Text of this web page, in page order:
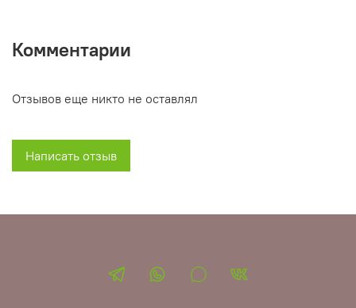
Комментарии
Отзывов еще никто не оставлял
Написать отзыв